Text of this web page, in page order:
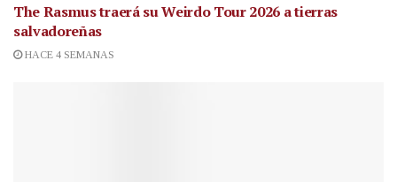
The Rasmus traerá su Weirdo Tour 2026 a tierras
salvadoreñas
HACE 4 SEMANAS